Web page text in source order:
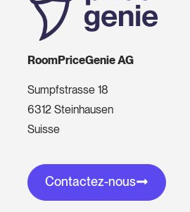
RoomPriceGenie AG
Sumpfstrasse 18
6312 Steinhausen
Suisse
Contactez-nous